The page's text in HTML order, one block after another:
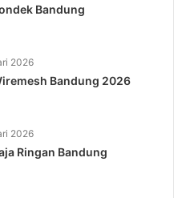
Bandung
2026
Bandung 2026
2026
Ringan Bandung